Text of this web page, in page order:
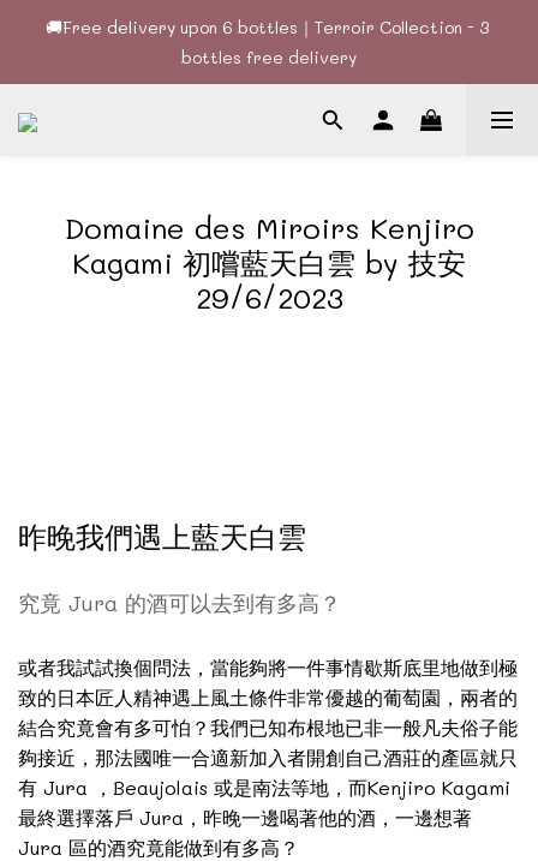
🚚Free delivery upon 6 bottles｜Terroir Collection - 3
bottles free delivery
🚚Free delivery upon 6 bottles｜Terroir Collection - 3
bottles free delivery
🍷酒款、優惠經常更新，請時刻追蹤我地😊｜🤵👰Wine Couple
bottles free delivery
Domaine des Miroirs Kenjiro
Kagami 初嚐藍天白雲 by 技安
29/6/2023
昨晚我們遇上藍天白雲
究竟 Jura 的酒可以去到有多高？
或者我試試換個問法，當能夠將一件事情歇斯底里地做到極
致的日本匠人精神遇上風土條件非常優越的葡萄園，兩者的
結合究竟會有多可怕？我們已知布根地已非一般凡夫俗子能
夠接近，那法國唯一合適新加入者開創自己酒莊的產區就只
有 Jura ，Beaujolais 或是南法等地，而Kenjiro Kagami
最終選擇落戶 Jura，昨晚一邊喝著他的酒，一邊想著
Jura 區的酒究竟能做到有多高？